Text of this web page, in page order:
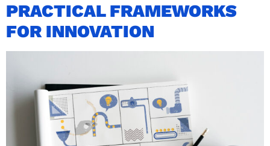
PRACTICAL FRAMEWORKS
FOR INNOVATION